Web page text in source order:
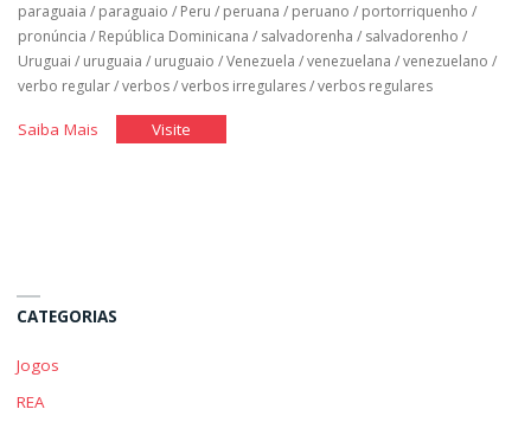
paraguaia / paraguaio / Peru / peruana / peruano / portorriquenho /
pronúncia / República Dominicana / salvadorenha / salvadorenho /
Uruguai / uruguaia / uruguaio /Venezuela /venezuelana /venezuelano /
verbo regular/verbos/verbos irregulares/verbos regulares
Saiba Mais"EspanholVisite"Espanhol
CATEGORIAS
Jogos
REA